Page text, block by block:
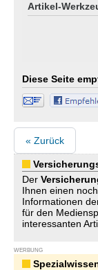
Artikel-
Diese Seite
« Zurück
Der
Ihnen einen
Informationen
für den
interessanten
WERBUNG